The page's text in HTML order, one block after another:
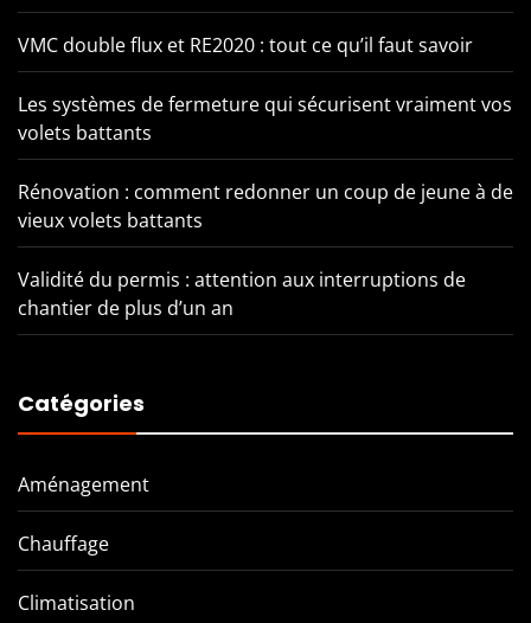
VMC double flux et RE2020 : tout ce qu’il faut savoir
Les systèmes de fermeture qui sécurisent vraiment vos
volets battants
Rénovation : comment redonner un coup de jeune à de
vieux volets battants
Validité du permis : attention aux interruptions de
chantier de plus d’un an
Catégories
Aménagement
Chauffage
Climatisation